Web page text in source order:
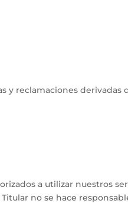
y reclamaciones derivadas
a utilizar nuestros
no se hace